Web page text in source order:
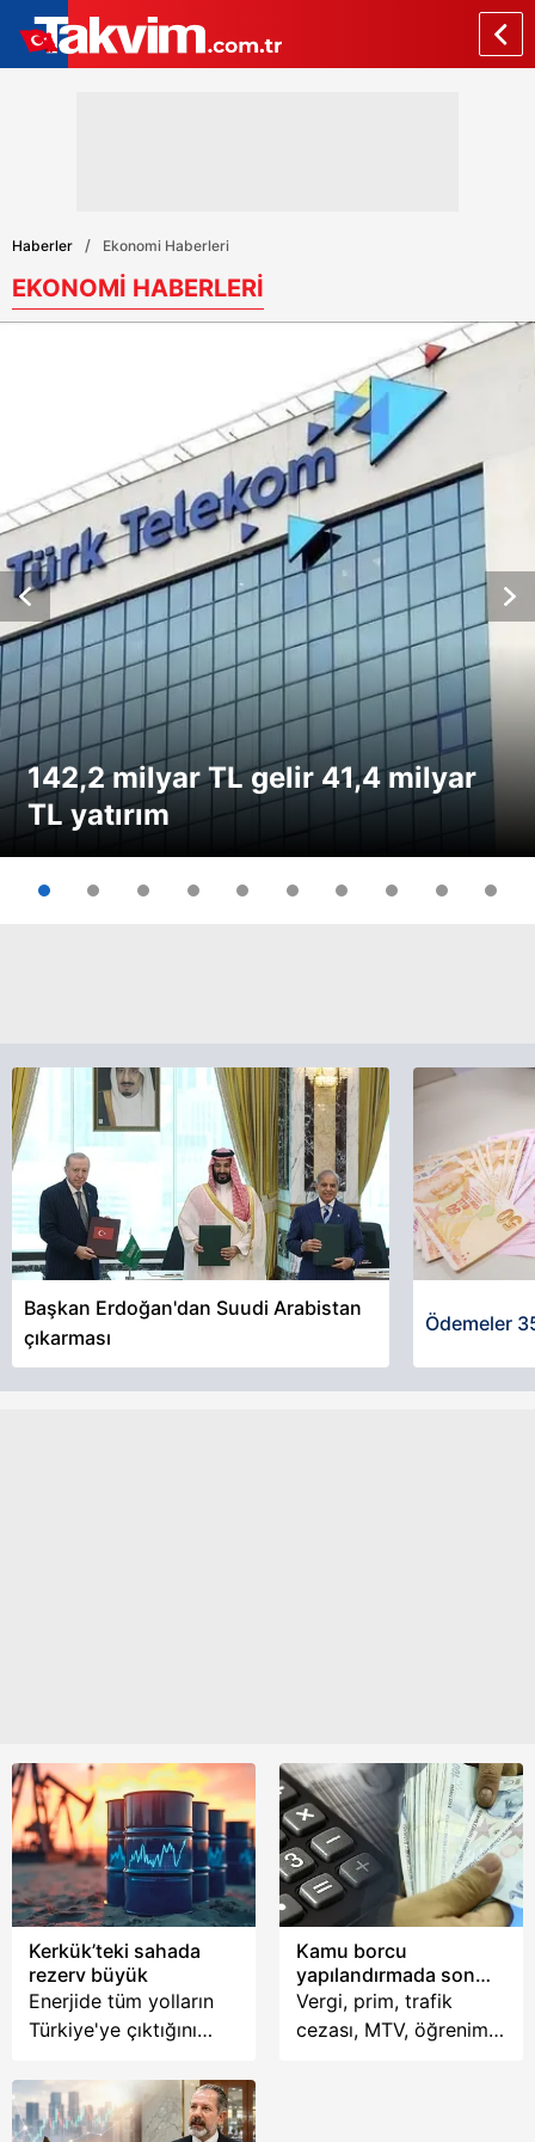
Haberler Ekonomi Haberleri
EKONOMİ HABERLERİ
142,2 milyar TL gelir 41,4 milyar
TL yatırım
Başkan Erdoğan'dan Suudi Arabistan
çıkarması
Ödemeler
Kerkük’teki sahada
rezerv büyük
Enerjide tüm yolların
Türkiye'ye çıktığını
Bayraktar, 100 yıl
sonra Kerkük'te petrol
Kamu borcu
yapılandırmada son
fırsat
Vergi, prim, trafik
cezası, MTV, öğrenim